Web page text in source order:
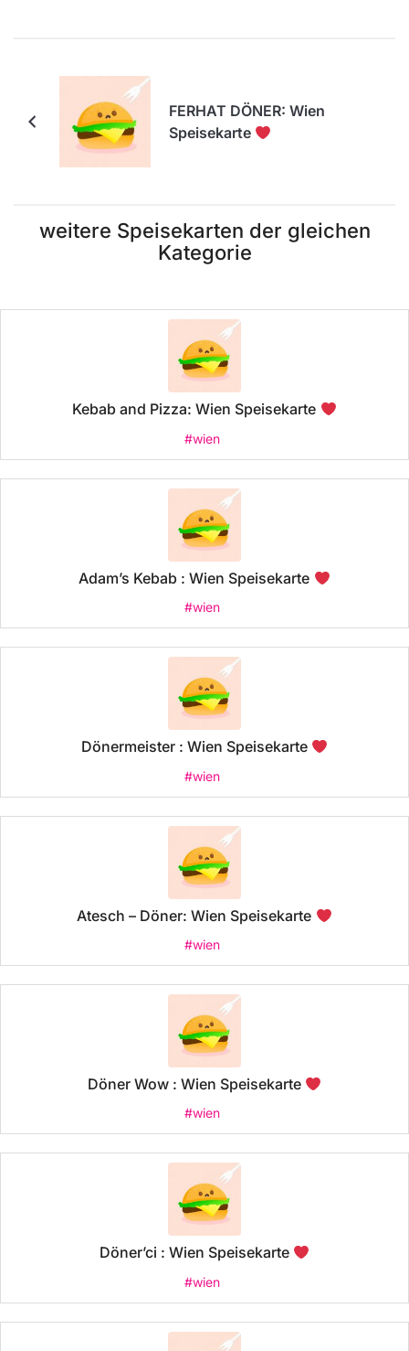
FERHAT DÖNER: Wien
Speisekarte
weitere Speisekarten der gleichen
Kategorie
Kebab and Pizza: Wien Speisekarte
#wien
Adam’s Kebab : Wien Speisekarte
#wien
Dönermeister : Wien Speisekarte
#wien
Atesch – Döner: Wien Speisekarte
#wien
Döner Wow : Wien Speisekarte
#wien
Döner’ci : Wien Speisekarte
#wien